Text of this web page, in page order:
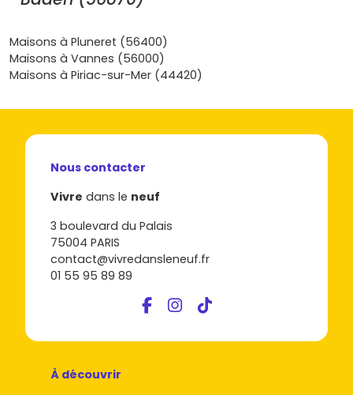
profiter de l’extérieur toute l’année. Prêt à te lancer ?
Parcours nos annonces pour trouver ton appartement
neuf à Larmor-Baden et fais le premier pas vers une
installation sereine, durable et parfaitement adaptée à un
Maisons à Pluneret (56400)
Maisons à Vannes (56000)
Maisons à Piriac-sur-Mer (44420)
Nous contacter
Vivre dans le neuf
3 boulevard du Palais
75004 PARIS
contact@vivredansleneuf.fr
01 55 95 89 89
À découvrir